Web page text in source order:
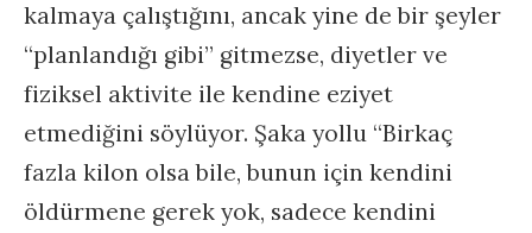
kalmaya çalıştığını, ancak yine de bir şeyler
“planlandığı gibi” gitmezse, diyetler ve
fiziksel aktivite ile kendine eziyet
etmediğini söylüyor. Şaka yollu “Birkaç
fazla kilon olsa bile, bunun için kendini
öldürmene gerek yok, sadece kendini